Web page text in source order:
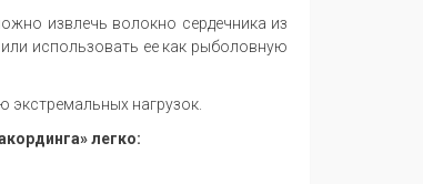
извлечь волокно сердечника из
использовать ее как рыболовную
экстремальных нагрузок.
легко: